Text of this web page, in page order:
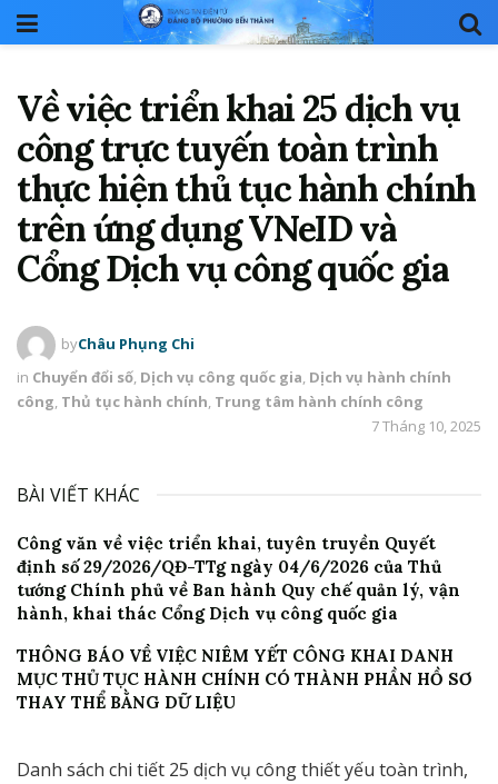
Về việc triển khai 25 dịch vụ
công trực tuyến toàn trình
thực hiện thủ tục hành chính
trên ứng dụng VNeID và
Cổng Dịch vụ công quốc gia
byChâu Phụng Chi
in Chuyển đổi số, Dịch vụ công quốc gia, Dịch vụ hành chính
công, Thủ tục hành chính, Trung tâm hành chính công
7 Tháng 10, 2025
BÀI VIẾT KHÁC
Công văn về việc triển khai, tuyên truyền Quyết
định số 29/2026/QĐ-TTg ngày 04/6/2026 của Thủ
tướng Chính phủ về Ban hành Quy chế quản lý, vận
hành, khai thác Cổng Dịch vụ công quốc gia
THÔNG BÁO VỀ VIỆC NIÊM YẾT CÔNG KHAI DANH
MỤC THỦ TỤC HÀNH CHÍNH CÓ THÀNH PHẦN HỒ SƠ
THAY THỂ BẰNG DỮ LIỆU
Danh sách chi tiết 25 dịch vụ công thiết yếu toàn trình,